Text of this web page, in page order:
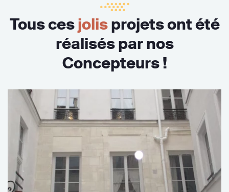
Tous cesjolisprojets ont été
réalisés par nos
Concepteurs !